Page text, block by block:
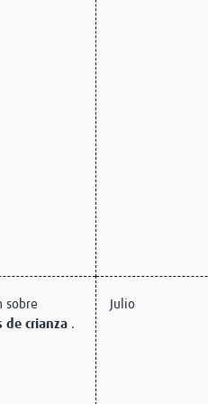
sobre
de crianza .
Julio